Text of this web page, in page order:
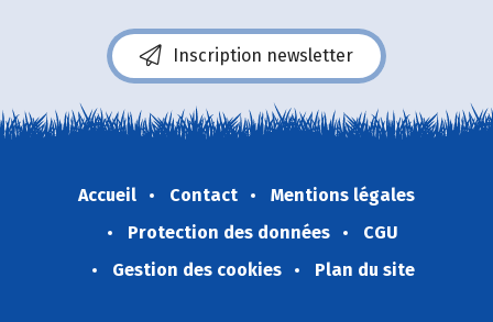
Inscription newsletter
Accueil Contact
Mentions légales
Protection des données
CGU
Gestion des cookies
Plan du site